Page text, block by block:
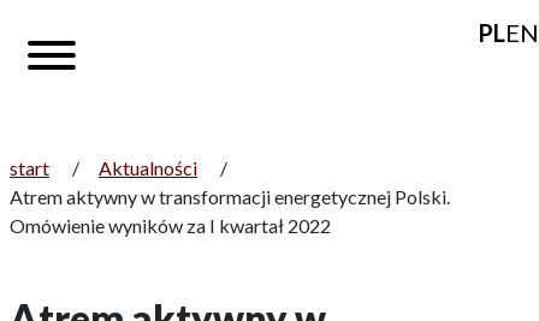
PLEN
start / Aktualności
/
Atrem aktywny w transformacji energetycznej Polski.
Omówienie wyników za I kwartał 2022